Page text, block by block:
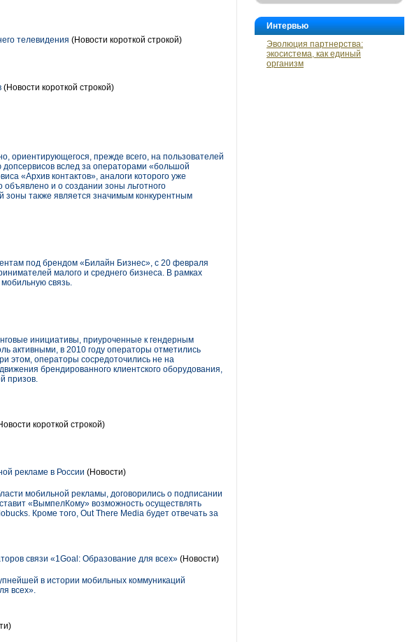
Интервью
Эволюция партнерства:
экосистема, как единый
организм
телевидения (Новости короткой строкой)
(Новости короткой строкой)
ориентирующегося, прежде всего, на пользователей
вслед за операторами «большой
«Архив контактов», аналоги которого уже
объявлено и о создании зоны льготного
зоны также является значимым конкурентным
под брендом «Билайн Бизнес», с 20 февраля
малого и среднего бизнеса. В рамках
связь.
инициативы, приуроченные к гендерным
активными, в 2010 году операторы отметились
этом, операторы сосредоточились не на
брендированного клиентского оборудования,
призов.
короткой строкой)
рекламе в России (Новости)
мобильной рекламы, договорились о подписании
«ВымпелКому» возможность осуществлять
Кроме того, Out There Media будет отвечать за
связи «1Goal: Образование для всех» (Новости)
в истории мобильных коммуникаций
всех».